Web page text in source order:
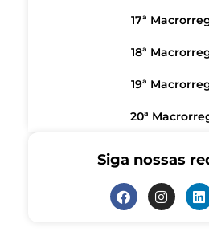
17ª
18ª
19ª
20ª
Siga nossas